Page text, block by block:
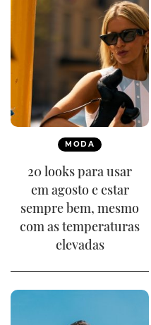
MODA
20 looks para usar
em agosto e estar
sempre bem, mesmo
com as temperaturas
elevadas